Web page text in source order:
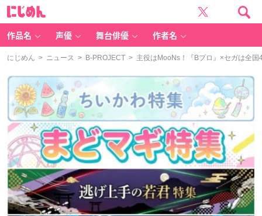
作品名 声優 舞台俳優 作者名
にじめん > ニュース > B-PROJECT > 主役はMooNs！『Bプロ』×セガは全国